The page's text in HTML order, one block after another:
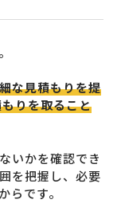
な見積もりを提
りを取ること
いかを確認でき
を把握し、必要
らです。